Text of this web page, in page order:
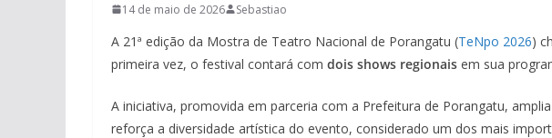
14 de maio de 2026 Sebastiao
A 21ª edição da Mostra de Teatro Nacional de Porangatu (TeNpo 2026)
primeira vez, o festival contará com dois shows regionais em sua
A iniciativa, promovida em parceria com a Prefeitura de Porangatu,
reforça a diversidade artística do evento, considerado um dos mais